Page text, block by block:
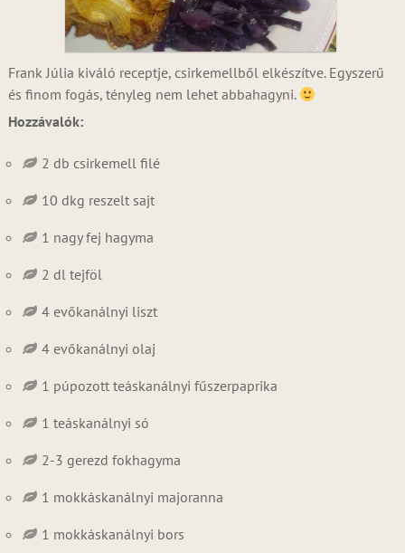
Frank Júlia kiváló receptje, csirkemellből elkészítve. Egyszerű
és finom fogás, tényleg nem lehet abbahagyni.
Hozzávalók:
2 db csirkemell filé
10 dkg reszelt sajt
1 nagy fej hagyma
2 dl tejföl
4 evőkanálnyi liszt
4 evőkanálnyi olaj
1 púpozott teáskanálnyi fűszerpaprika
1 teáskanálnyi só
2-3 gerezd fokhagyma
1 mokkáskanálnyi majoranna
1 mokkáskanálnyi bors